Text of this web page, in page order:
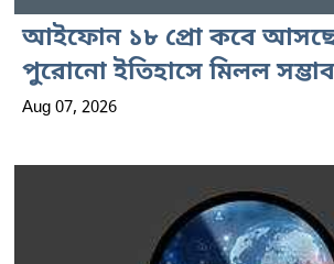
আইফোন ১৮ প্রো কবে
পুরোনো ইতিহাসে মিলল
Aug 07, 2026